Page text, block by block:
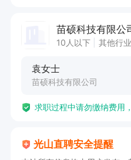
苗硕科技有限公
10人以下 其他行业
袁女士
苗硕科技有限公司
求职过程中请勿缴纳费用
光山直聘安全提醒